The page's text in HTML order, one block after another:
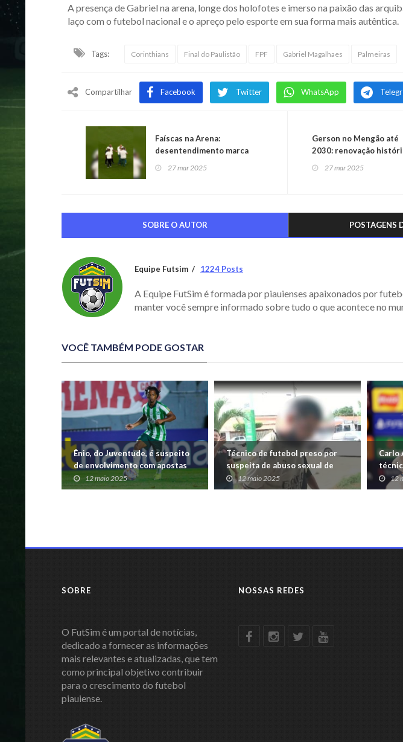
A presença de Gabriel na arena, longe dos holofotes e imerso na paixão das
laço com o futebol nacional e o apreço pelo esporte em sua forma mais autêntica.
Tags: Corinthians Final do Paulistão FPF Gabriel Magalhaes Palmeiras
Compartilhar Facebook Twitter WhatsApp
Faíscas na Arena:
desentendimento marca
do Paulistão
27 mar 2025
Gerson no Mengão até
2030: renovação
27 mar 2025
SOBRE O AUTOR POSTAGENS
Equipe Futsim 1224 Posts
A Equipe FutSim é formada por piauienses apaixonados por
manter você sempre informado sobre tudo o que acontece no
VOCÊ TAMBÉM PODE GOSTAR
Ênio, do Juventude, é suspeito
de envolvimento com apostas
pela 2ª vez
12 maio 2025
Técnico de futebol preso por
suspeita de abuso sexual de
jovens no Piauí
12 maio 2025
Carlo
12
SOBRE
O FutSim é um portal de notícias,
dedicado a fornecer as informações
mais relevantes e atualizadas, que tem
como principal objetivo contribuir
para o crescimento do futebol
piauiense.
NOSSAS REDES